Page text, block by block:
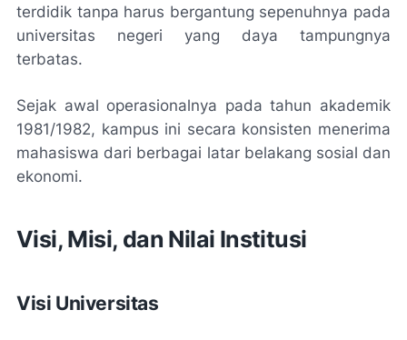
terdidik tanpa harus bergantung sepenuhnya pada
universitas negeri yang daya tampungnya
terbatas.
Sejak awal operasionalnya pada tahun akademik
1981/1982, kampus ini secara konsisten menerima
mahasiswa dari berbagai latar belakang sosial dan
ekonomi.
Visi, Misi, dan Nilai Institusi
Visi Universitas